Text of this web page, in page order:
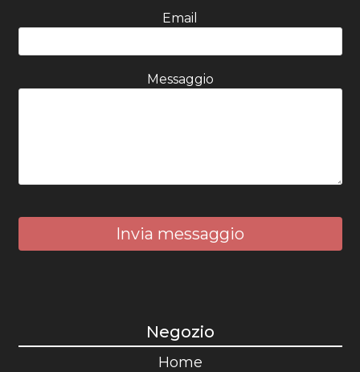
Email
Messaggio
Invia messaggio
Negozio
Home